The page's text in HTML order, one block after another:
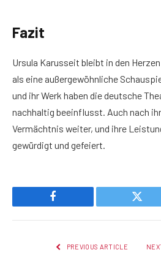
Fazit
Ursula Karusseit bleibt in den
als eine außergewöhnliche
und ihr Werk haben die deutsche
nachhaltig beeinflusst. Auch nach
Vermächtnis weiter, und ihre
gewürdigt und gefeiert.
Facebook
PREVIOUS ARTICLE